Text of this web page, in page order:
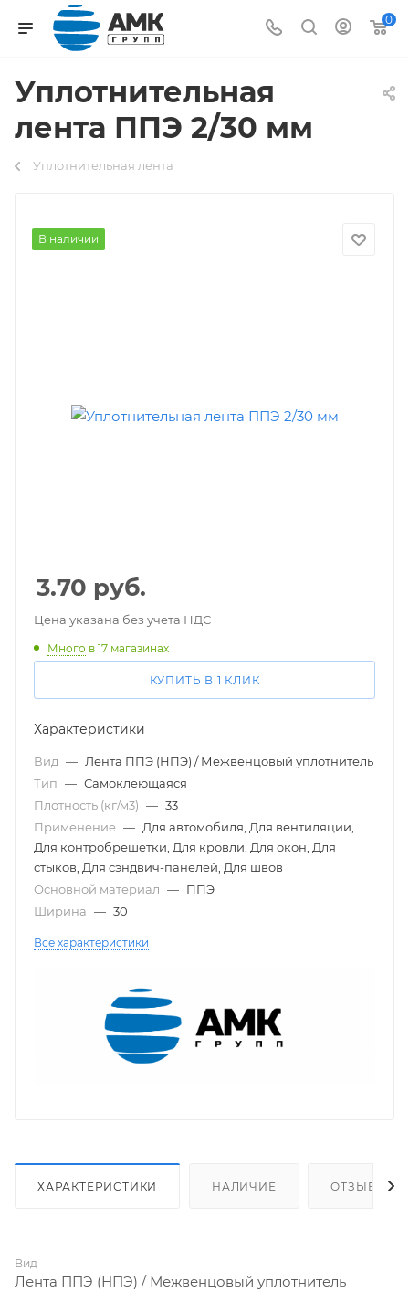
0
Уплотнительная
лента ППЭ 2/30 мм
Уплотнительная лента
В наличии
3.70 руб.
Цена указана без учета НДС
Много в 17 магазинах
КУПИТЬ В 1 КЛИК
Характеристики
Вид — Лента ППЭ (НПЭ) / Межвенцовый уплотнитель
Тип — Самоклеющаяся
Плотность (кг/м3) — 33
Применение — Для автомобиля, Для вентиляции,
Для контробрешетки, Для кровли, Для окон, Для
стыков, Для сэндвич-панелей, Для швов
Основной материал — ППЭ
Ширина — 30
Все характеристики
ХАРАКТЕРИСТИКИ НАЛИЧИЕ ОТЗЫВЫ
Вид
Лента ППЭ (НПЭ) / Межвенцовый уплотнитель